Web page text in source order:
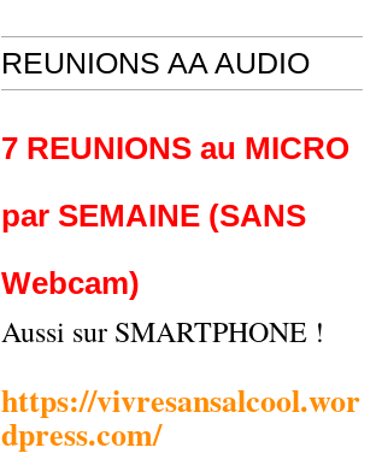
REUNIONS AA AUDIO
7 REUNIONS au MICRO
par SEMAINE (SANS
Webcam)
Aussi sur SMARTPHONE !
https://vivresansalcool.wor
dpress.com/